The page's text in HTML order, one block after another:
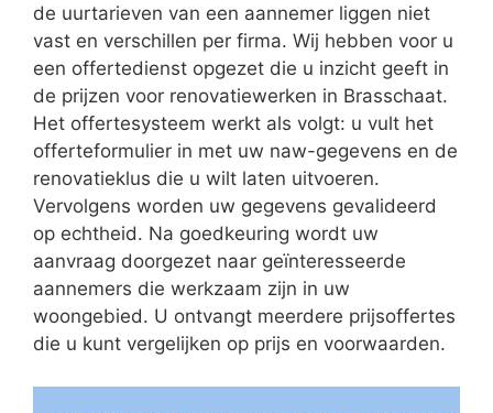
de uurtarieven van een aannemer liggen niet
vast en verschillen per firma. Wij hebben voor u
een offertedienst opgezet die u inzicht geeft in
de prijzen voor renovatiewerken in Brasschaat.
Het offertesysteem werkt als volgt: u vult het
offerteformulier in met uw naw-gegevens en de
renovatieklus die u wilt laten uitvoeren.
Vervolgens worden uw gegevens gevalideerd
op echtheid. Na goedkeuring wordt uw
aanvraag doorgezet naar geïnteresseerde
aannemers die werkzaam zijn in uw
woongebied. U ontvangt meerdere prijsoffertes
die u kunt vergelijken op prijs en voorwaarden.